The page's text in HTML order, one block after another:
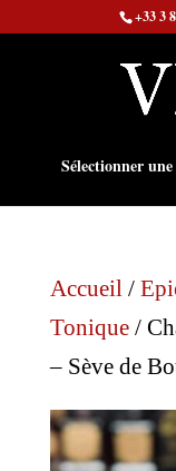
+33 3
Sélectionner une
Accueil/
Tonique/
– Sève de